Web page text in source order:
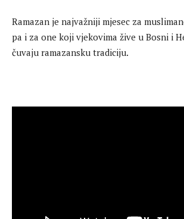
Ramazan je najvažniji mjesec za
pa i za one koji vjekovima žive u Bosni i
čuvaju ramazansku tradiciju.